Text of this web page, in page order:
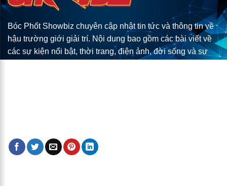
Bóc Phốt Showbiz chuyên cập nhật tin tức và thông tin về
hậu trường giới giải trí. Nội dung bao gồm các bài viết về
các sự kiện nổi bật, thời trang, điện ảnh, đời sống và sự